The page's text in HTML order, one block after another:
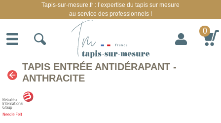
TAPIS ENTRÉE ANTIDÉRAPANT -
ANTHRACITE
Tapis-sur-mesure.fr : l’expertise du tapis sur mesure
au service des professionnels !
0